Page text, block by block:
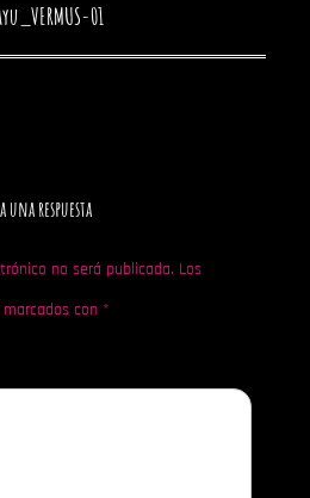
01
una respuesta
no será publicada. Los
con *